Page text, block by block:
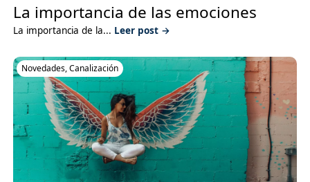
La importancia de las emociones
La importancia de la... Leer post →
Novedades,Canalización